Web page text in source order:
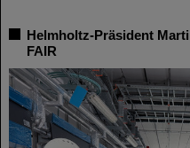
Helmholtz-Präsident
FAIR